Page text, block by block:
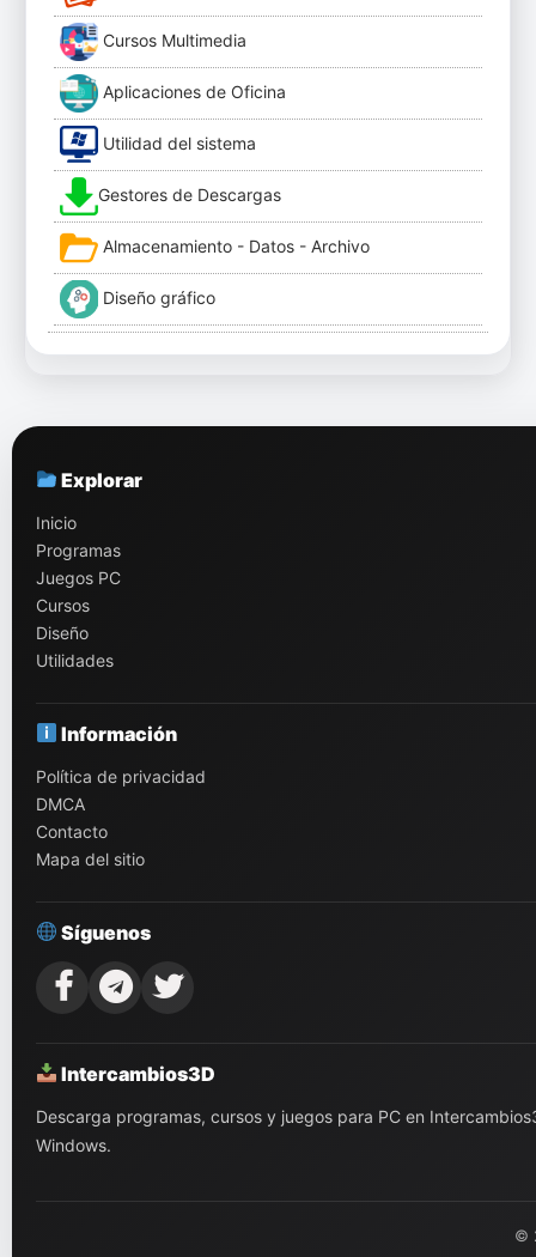
Cursos Multimedia
Aplicaciones de Oficina
Utilidad del sistema
Gestores de Descargas
Almacenamiento - Datos - Archivo
Diseño gráfico
Explorar
Inicio
Programas
Juegos PC
Cursos
Diseño
Utilidades
Información
Política de privacidad
DMCA
Contacto
Mapa del sitio
Síguenos
Intercambios3D
Descarga programas, cursos y juegos para PC en
Windows.
©